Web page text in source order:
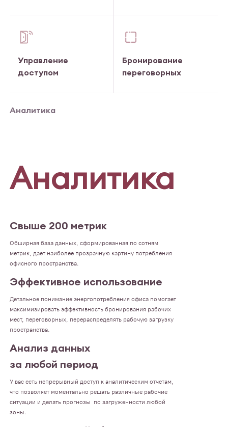
Управление
доступом
Бронирование
переговорных
Аналитика
Аналитика
Свыше 200 метрик
Обширная база данных, сформированная по сотням
метрик, дает наиболее прозрачную картину потребления
офисного пространства.
Эффективное использование
Детальное понимание энергопотребления офиса помогает
максимизировать эффективность бронирования рабочих
мест, переговорных, перераспределять рабочую загрузку
пространства.
Анализ данных
за любой период
У вас есть непрерывный доступ к аналитическим отчетам,
что позволяет моментально решать различные рабочие
ситуации и делать прогнозы по загруженности любой
зоны.